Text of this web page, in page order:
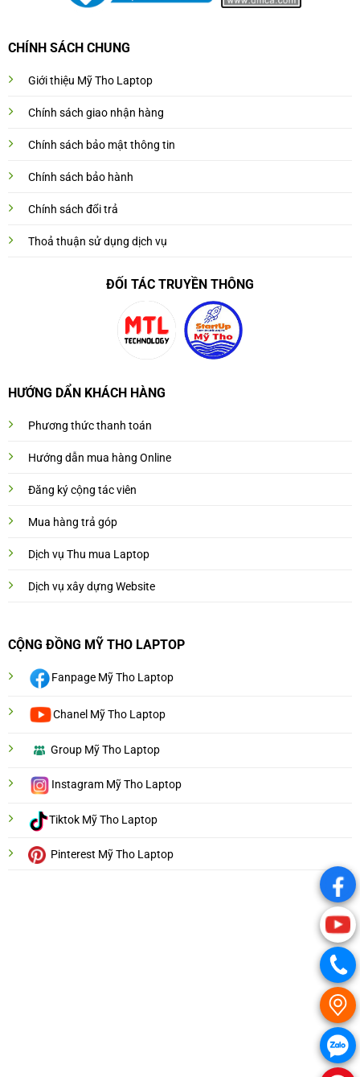
CHÍNH SÁCH CHUNG
Giới thiệu Mỹ Tho Laptop
Chính sách giao nhận hàng
Chính sách bảo mật thông tin
Chính sách bảo hành
Chính sách đổi trả
Thoả thuận sử dụng dịch vụ
ĐỐI TÁC TRUYỀN THÔNG
HƯỚNG DẨN KHÁCH HÀNG
Phương thức thanh toán
Hướng dẫn mua hàng Online
Đăng ký cộng tác viên
Mua hàng trả góp
Dịch vụ Thu mua Laptop
Dịch vụ xây dựng Website
CỘNG ĐỒNG MỸ THO LAPTOP
Fanpage Mỹ Tho Laptop
Chanel Mỹ Tho Laptop
Group Mỹ Tho Laptop
Instagram Mỹ Tho Laptop
Tiktok Mỹ Tho Laptop
Pinterest Mỹ Tho Laptop
.
.
.
.
.